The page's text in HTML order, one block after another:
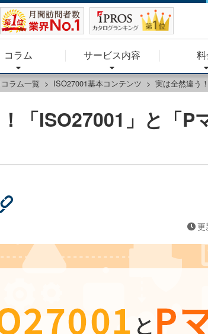
コラム サービス内容 料
ラム一覧 ISO27001基本コンテンツ 実は全然違う
「ISO27001」と「P
更